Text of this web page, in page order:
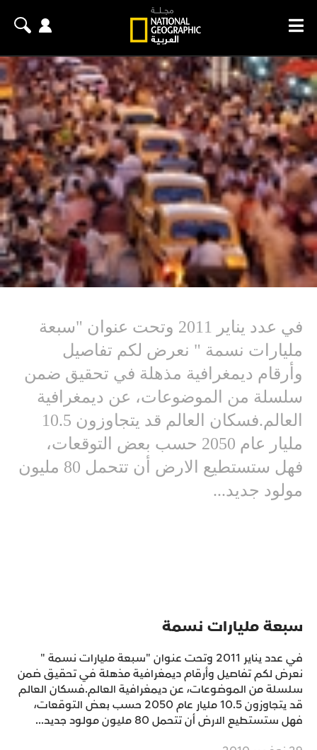
في عدد يناير 2011 وتحت عنوان "سبعة
مليارات نسمة " نعرض لكم تفاصيل
وأرقام ديمغرافية مذهلة في تحقيق ضمن
سلسلة من الموضوعات، عن ديمغرافية
العالم.فسكان العالم قد يتجاوزون 10.5
مليار عام 2050 حسب بعض التوقعات،
فهل ستستطيع الارض أن تتحمل 80 مليون
مولود جديد...
سبعة مليارات نسمة
في عدد يناير 2011 وتحت عنوان "سبعة مليارات نسمة "
نعرض لكم تفاصيل وأرقام ديمغرافية مذهلة في تحقيق ضمن
سلسلة من الموضوعات، عن ديمغرافية العالم.فسكان العالم
قد يتجاوزون 10.5 مليار عام 2050 حسب بعض التوقعات،
فهل ستستطيع الارض أن تتحمل 80 مليون مولود جديد...